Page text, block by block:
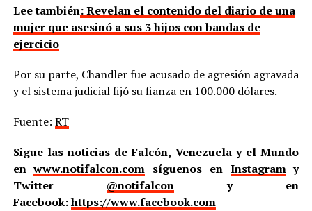
Lee también: Revelan el contenido del diario de una
mujer que asesinó a sus 3 hijos con bandas de
ejercicio
Por su parte, Chandler fue acusado de agresión agravada
y el sistema judicial fijó su fianza en 100.000 dólares.
Fuente: RT
Sigue las noticias de Falcón, Venezuela y el Mundo
enwww.notifalcon.com síguenos en Instagramy
Twitter @notifalcony en
Facebook:https://www.facebook.com